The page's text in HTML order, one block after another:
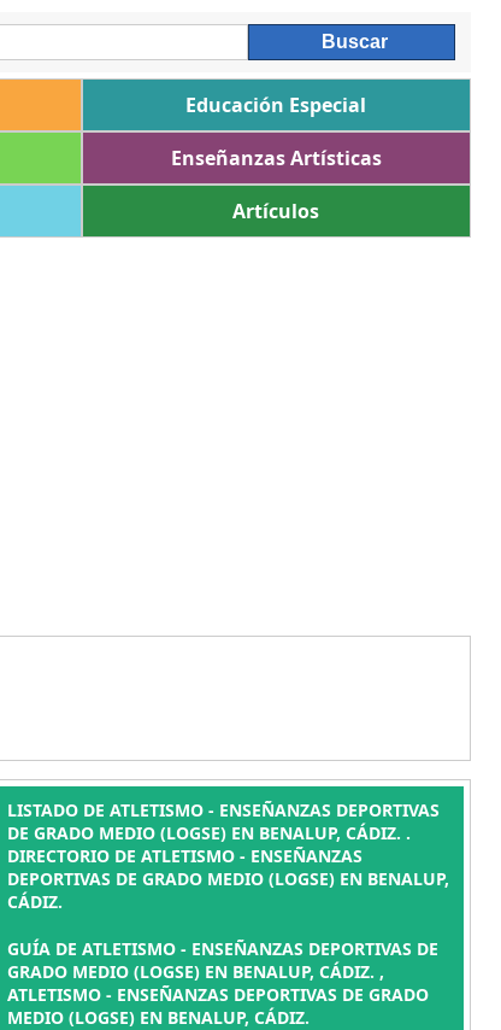
Educación Especial
Enseñanzas Artísticas
Artículos
LISTADO DE ATLETISMO - ENSEÑANZAS DEPORTIVAS
DE GRADO MEDIO (LOGSE) EN BENALUP, CÁDIZ. .
DIRECTORIO DE ATLETISMO - ENSEÑANZAS
DEPORTIVAS DE GRADO MEDIO (LOGSE) EN BENALUP,
CÁDIZ.
GUÍA DE ATLETISMO - ENSEÑANZAS DEPORTIVAS DE
GRADO MEDIO (LOGSE) EN BENALUP, CÁDIZ. ,
ATLETISMO - ENSEÑANZAS DEPORTIVAS DE GRADO
MEDIO (LOGSE) EN BENALUP, CÁDIZ.